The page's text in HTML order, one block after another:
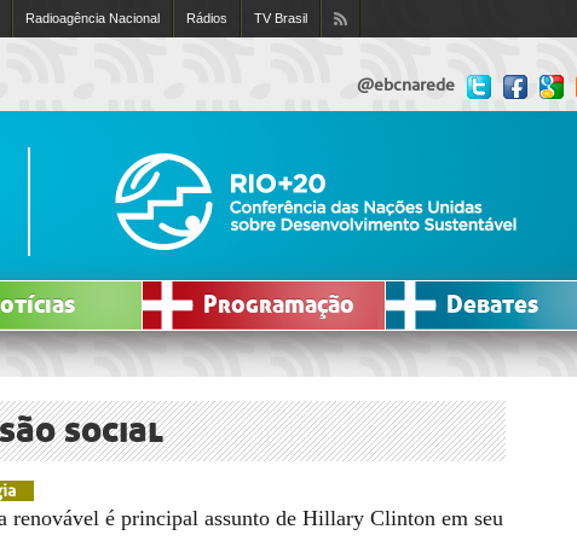
Radioagência Nacional Rádios TV Brasil
@ebcnarede
Programação Debates
social
renovável é principal assunto de Hillary Clinton em seu